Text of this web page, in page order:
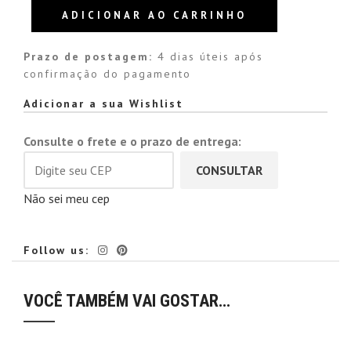
ADICIONAR AO CARRINHO
Prazo de postagem: 4 dias úteis após
confirmação do pagamento
Alternative:
Adicionar a sua Wishlist
Consulte o frete e o prazo de entrega:
CONSULTAR
Não sei meu cep
Follow us:
VOCÊ TAMBÉM VAI GOSTAR…